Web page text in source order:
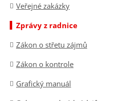
Veřejné zakázky
Zprávy z radnice
Zákon o střetu zájmů
Zákon o kontrole
Grafický manuál